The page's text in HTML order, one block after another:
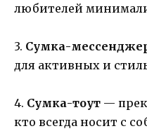
любителей
3. Сумка-
для активных и
4. Сумка-тоут —
кто всегда носит с